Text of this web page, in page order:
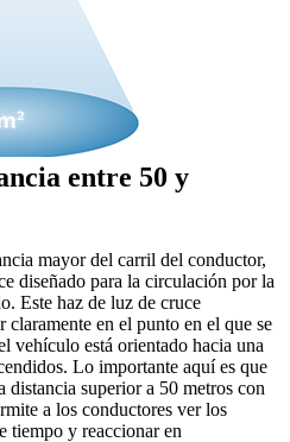
entre 50 y
mayor del carril del conductor,
diseñado para la circulación por la
Este haz de luz de cruce
claramente en el punto en el que se
vehículo está orientado hacia una
Lo importante aquí es que
distancia superior a 50 metros con
a los conductores ver los
tiempo y reaccionar en